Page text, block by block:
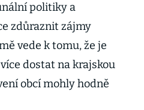
politiky a
zdůraznit zájmy
vede k tomu, že je
dostat na krajskou
obcí mohly hodně